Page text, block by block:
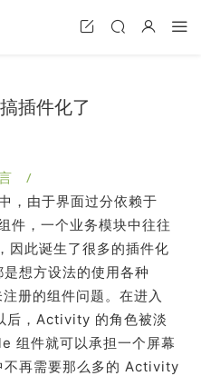
插件化了
/
，由于界面过分依赖于
，一个业务模块中往往
此诞生了很多的插件化
想方设法的使用各种
册的组件问题。在进入
，Activity 的角色被淡
组件就可以承担一个屏幕
不再需要那么多的 Activity